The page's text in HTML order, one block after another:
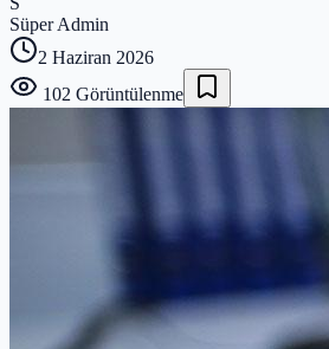
Süper Admin
2 Haziran 2026
102 Görüntülenme